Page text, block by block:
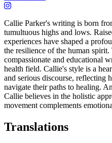
Callie Parker's writing is born
tumultuous highs and lows.
experiences have shaped a
the resilience of the human
compassionate and educational
health field. Callie's style is a
and serious discourse, reflecting
navigate their paths to healing.
Callie believes in the holistic
movement complements
Translations